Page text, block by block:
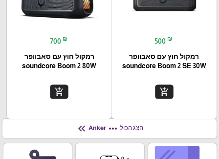
500 ₪
רמקול חוץ עם סאבוופר
soundcore Boom 2 SE 30W
add_shopping_cart
700 ₪
רמקול חוץ עם סאבוופר
soundcore Boom 2 80W
add_shopping_cart
הצג הכול more_horiz
keyboard_double_arrow_left